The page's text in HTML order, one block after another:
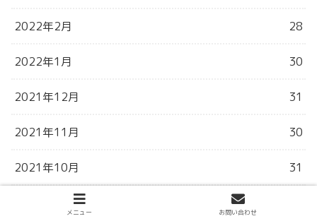
2022年2月 28
2022年1月 30
2021年12月 31
2021年11月 30
2021年10月 31
メニュー お問い合わせ